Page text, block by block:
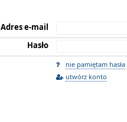
Adres e-mail
Hasło
nie pamiętam hasła
utwórz konto